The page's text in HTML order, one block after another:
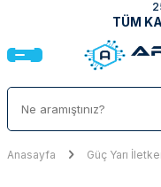
TÜM
Anasayfa Güç Yarı